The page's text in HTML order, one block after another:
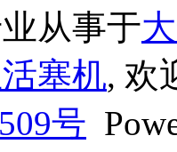
从事于
塞机, 欢
号